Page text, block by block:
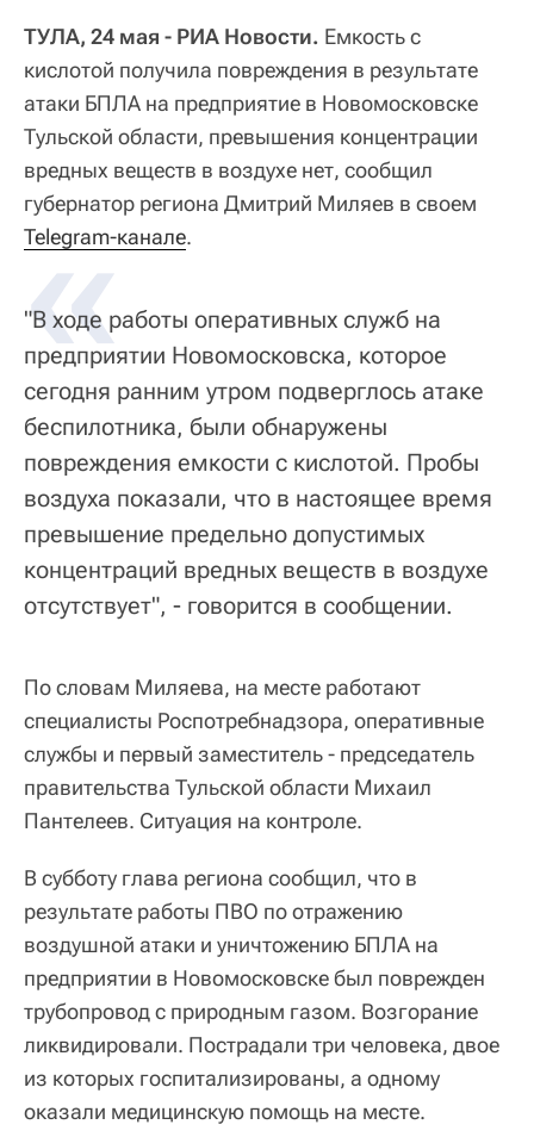
ТУЛА, 24 мая - РИА Новости. Емкость с
кислотой получила повреждения в результате
атаки БПЛА на предприятие в Новомосковске
Тульской области, превышения концентрации
вредных веществ в воздухе нет, сообщил
губернатор региона Дмитрий Миляев в своем
Telegram-канале.
«
"В ходе работы оперативных служб на
предприятии Новомосковска, которое
сегодня ранним утром подверглось атаке
беспилотника, были обнаружены
повреждения емкости с кислотой. Пробы
воздуха показали, что в настоящее время
превышение предельно допустимых
концентраций вредных веществ в воздухе
отсутствует", - говорится в сообщении.
По словам Миляева, на месте работают
специалисты Роспотребнадзора, оперативные
службы и первый заместитель - председатель
правительства Тульской области Михаил
Пантелеев. Ситуация на контроле.
В субботу глава региона сообщил, что в
результате работы ПВО по отражению
воздушной атаки и уничтожению БПЛА на
предприятии в Новомосковске был поврежден
трубопровод с природным газом. Возгорание
ликвидировали. Пострадали три человека, двое
из которых госпитализированы, а одному
оказали медицинскую помощь на месте.